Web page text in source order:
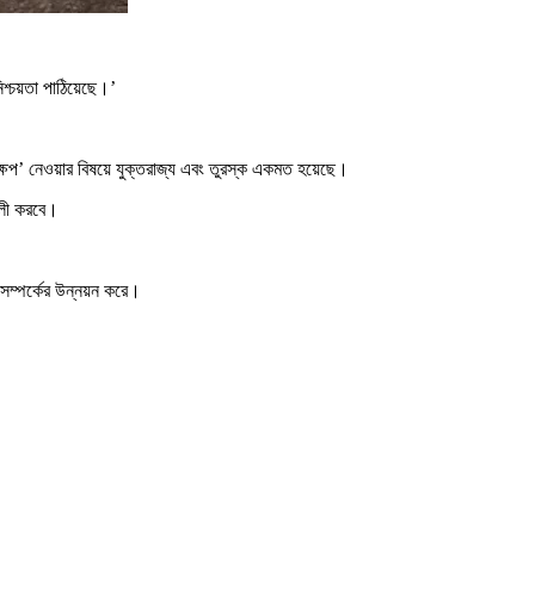
পাঠিয়েছে।’
নেওয়ার বিষয়ে যুক্তরাজ্য এবং তুরস্ক একমত হয়েছে।
করবে।
উন্নয়ন করে।